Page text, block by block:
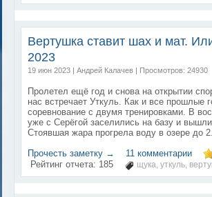
Вертушка ставит шах и мат.
2023
19 июн 2023 | Андрей Калачев | Просмотров: 24930
Пролетел ещё год и снова на открытии
нас встречает Уткуль. Как и все прошлые
соревнование с двумя тренировками. В
уже с Серёгой заселились на базу и
Стоявшая жара прогрела воду в озере до
Прочесть заметку →
11 комментарии
Рейтинг отчета: 185 щука ,уткуль